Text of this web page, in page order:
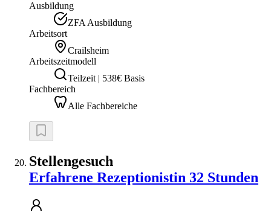
Ausbildung
ZFA Ausbildung
Arbeitsort
Crailsheim
Arbeitszeitmodell
Teilzeit | 538€ Basis
Fachbereich
Alle Fachbereiche
Stellengesuch
Erfahrene Rezeptionistin 32 Stunden